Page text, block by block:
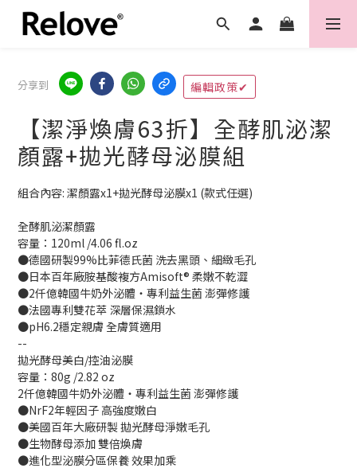
分享到 編輯政策✔
【潔淨煥膚63折】全酵肌泌潔
顏露+拋光酵母泌膜組
組合內容: 潔顏露x1+拋光酵母泌膜x1 (款式任選)
全酵肌泌潔顏露
容量：120ml /4.06 fl.oz
●德國研製99%比菲德氏菌 洗去黑頭、細緻毛孔
●日本百年廠胺基酸複方Amisoft® 柔嫩不乾澀
●2仟億韓國牛奶外泌體‧專利益生菌 澎彈修護
●法國專利雙花萃 深層保濕鎖水
●pH6.2穩定親膚 全膚質適用
--
拋光酵母美白/控油泌膜
容量：80g /2.82 oz
2仟億韓國牛奶外泌體‧專利益生菌 澎彈修護
●NrF2年輕因子 高強度嫩白
●美國百年大廠研製 拋光酵母淨嫩毛孔
●生物酵母添加 雙倍煥膚
●進化型泌膜分區保養 效果加乘